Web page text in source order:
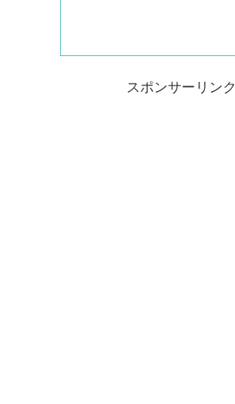
スポンサーリンク